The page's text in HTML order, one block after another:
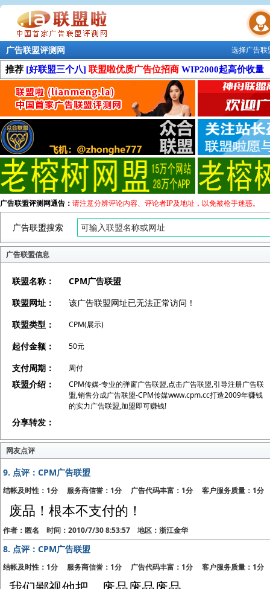
联盟学院
选择广告
广告联盟评测网
推荐 [好联盟三个八] 联盟啦优质广告位招商 WIP2000起高价收量
广告联盟评测网通告： 请注意分辨评论内容、评论者IP及地址，以免被枪手迷惑。
广告联盟搜索
广告联盟信息
联盟名称：
CPM广告联盟
联盟网址：
该广告联盟网址已无法正常访问！
联盟类型：
CPM(展示)
起付金额： 50元
支付周期： 周付
联盟介绍：
CPM传媒-专业的弹窗广告联盟,点击广告联盟,引导注册广告联
盟,销售分成广告联盟-CPM传媒www.cpm.cc打造2009年赚钱
的实力广告联盟,加盟即可赚钱!
分享转发：
网友点评
9. 点评：CPM广告联盟
结帐及时性：1分 服务商信誉：1分 广告代码丰富：1分 客户服务质量：1分
废品！根本不支付的！
作者：匿名 时间：2010/7/30 8:53:57 地区：浙江金华
8. 点评：CPM广告联盟
结帐及时性：1分 服务商信誉：1分 广告代码丰富：1分 客户服务质量：1分